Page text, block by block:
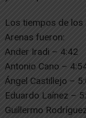
Los tiempos de
Arenas fueron:
Ander Iradi – 4:42
Antonio Cano –
Ángel Castillejo –
Eduardo Laínez –
Guillermo